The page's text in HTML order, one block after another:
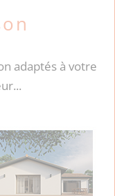
adaptés à votre